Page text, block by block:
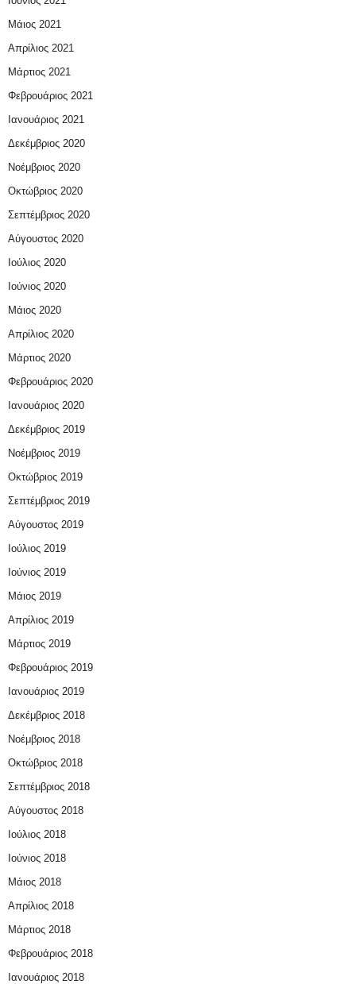
Μάιος 2021
Απρίλιος 2021
Μάρτιος 2021
Φεβρουάριος 2021
Ιανουάριος 2021
Δεκέμβριος 2020
Νοέμβριος 2020
Οκτώβριος 2020
Σεπτέμβριος 2020
Αύγουστος 2020
Ιούλιος 2020
Ιούνιος 2020
Μάιος 2020
Απρίλιος 2020
Μάρτιος 2020
Φεβρουάριος 2020
Ιανουάριος 2020
Δεκέμβριος 2019
Νοέμβριος 2019
Οκτώβριος 2019
Σεπτέμβριος 2019
Αύγουστος 2019
Ιούλιος 2019
Ιούνιος 2019
Μάιος 2019
Απρίλιος 2019
Μάρτιος 2019
Φεβρουάριος 2019
Ιανουάριος 2019
Δεκέμβριος 2018
Νοέμβριος 2018
Οκτώβριος 2018
Σεπτέμβριος 2018
Αύγουστος 2018
Ιούλιος 2018
Ιούνιος 2018
Μάιος 2018
Απρίλιος 2018
Μάρτιος 2018
Φεβρουάριος 2018
Ιανουάριος 2018